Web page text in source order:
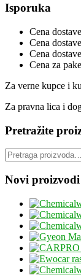
Primary
Sidebar
Isporuka
Cena
Cena
Cena
Cena za
Za verne kupce i
Za pravna lica i
Pretražite
Pretraga
za:
Novi proizvodi